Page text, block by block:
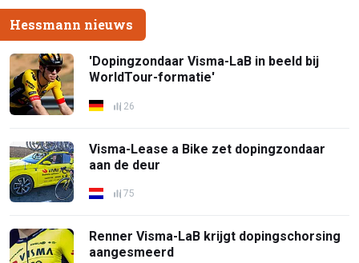
Hessmann nieuws
'Dopingzondaar Visma-LaB in beeld bij
WorldTour-formatie'
26
Visma-Lease a Bike zet dopingzondaar
aan de deur
75
Renner Visma-LaB krijgt dopingschorsing
aangesmeerd